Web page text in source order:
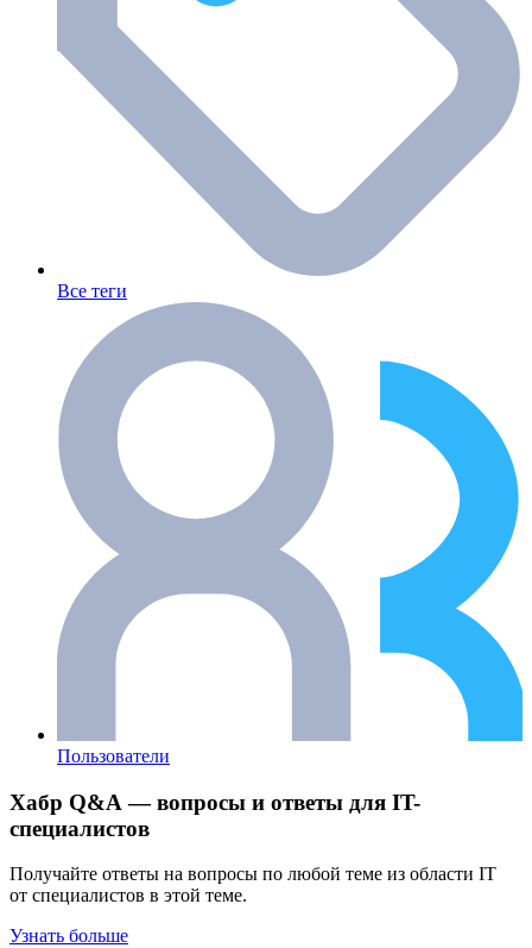
Все теги
Пользователи
Хабр Q&A — вопросы и ответы для IT-
специалистов
Получайте ответы на вопросы по любой теме из области IT
от специалистов в этой теме.
Узнать больше